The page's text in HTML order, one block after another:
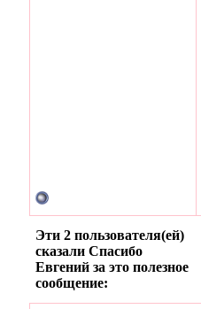
Эти 2 пользователя(ей)
сказали Спасибо
Евгений за это полезное
сообщение: